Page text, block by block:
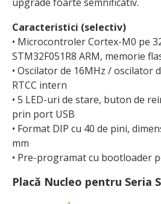
Caracteristici (selectiv)
• Microcontroler Cortex-M0 pe
STM32F051R8 ARM, memorie
• Oscilator de 16MHz / oscilator
RTCC intern
• 5 LED-uri de stare, buton de
prin port USB
• Format DIP cu 40 de pini,
mm
• Pre-programat cu bootloader
Placă Nucleo pentru Seria